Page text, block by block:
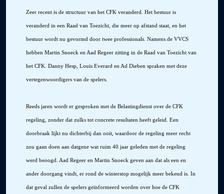
Zeer recent is de structuur van het CFK veranderd. Het bestuur is
veranderd in een Raad van Toezicht, die meer op afstand staat, en het
bestuur wordt nu gevormd door twee professionals. Namens de VVCS
hebben Martin Snoeck en Aad Regeer zitting in de Raad van Toezicht van
het CFK. Danny Hesp, Louis Everard en Ad Dieben spraken met deze
vertegenwoordigers van de spelers.
Reeds jaren wordt er gesproken met de Belastingdienst over de CFK
regeling, zonder dat zulks tot concrete resultaten heeft geleid. Een
doorbraak lijkt nu dichterbij dan ooit, waardoor de regeling meer recht
zou gaan doen aan datgene wat ruim 40 jaar geleden met de regeling
werd beoogd. Aad Regeer en Martin Snoeck geven aan dat als een en
ander doorgang vindt, er rond de winterstop mogelijk meer bekend is. In
dat geval zullen de spelers geïnformeerd worden over hoe de CFK